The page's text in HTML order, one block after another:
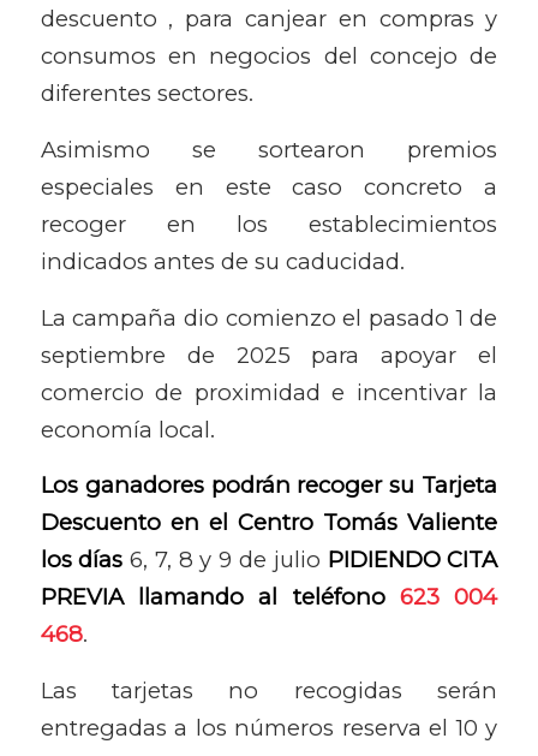
descuento , para canjear en compras y
consumos en negocios del concejo de
diferentes sectores.
Asimismo se sortearon premios
especiales en este caso concreto a
recoger en los establecimientos
indicados antes de su caducidad.
La campaña dio comienzo el pasado 1 de
septiembre de 2025 para apoyar el
comercio de proximidad e incentivar la
economía local.
Los ganadores podrán recoger su Tarjeta
Descuento en el Centro Tomás Valiente
los días 6, 7, 8 y 9 de julio PIDIENDO CITA
PREVIA llamando al teléfono623 004
468.
Las tarjetas no recogidas serán
entregadas a los números reserva el 10 y